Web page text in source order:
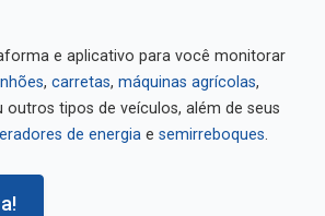
e aplicativo para você monitorar
, carretas, máquinas agrícolas,
outros tipos de veículos, além de seus
de energia e semirreboques.